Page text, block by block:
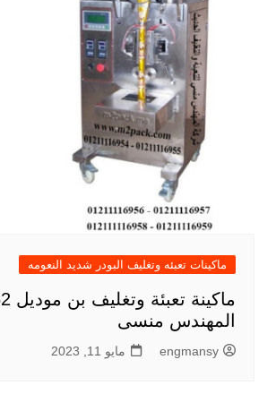
ماكينات تعبئه وتغليف البودر شديد النعومه
المهندس منسى
engmansy مايو 11, 2023